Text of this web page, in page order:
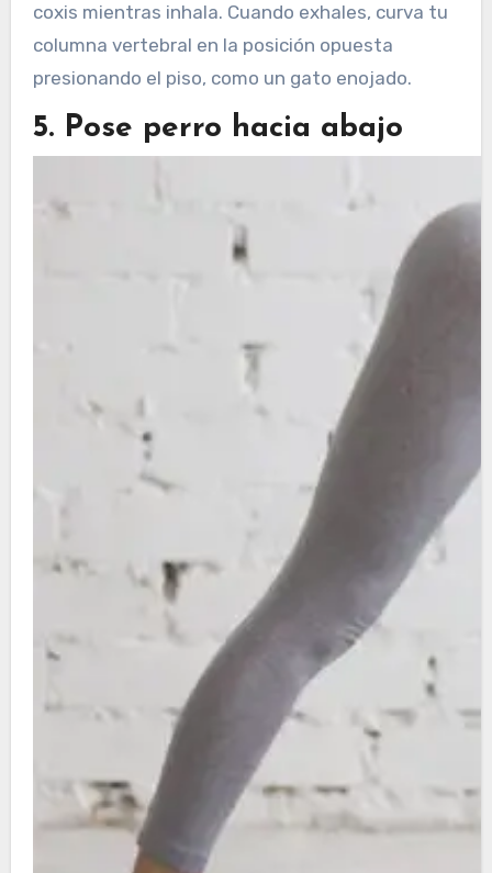
coxis mientras inhala. Cuando exhales, curva tu
columna vertebral en la posición opuesta
presionando el piso, como un gato enojado.
5. Pose perro hacia abajo